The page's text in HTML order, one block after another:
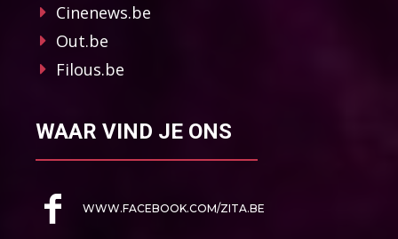
Cinenews.be
Out.be
Filous.be
WAAR VIND JE ONS
WWW.FACEBOOK.COM/ZITA.BE